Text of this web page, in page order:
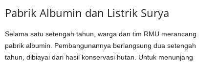
Pabrik Albumin dan Listrik Surya
Selama satu setengah tahun, warga dan tim RMU merancang
pabrik albumin. Pembangunannya berlangsung dua setengah
tahun, dibiayai dari hasil konservasi hutan. Untuk menunjang